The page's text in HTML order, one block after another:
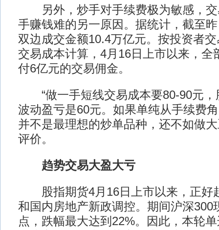
另外，炒手对手续费极为敏感，交
手赚钱难的另一原因。据统计，截至
双边成交金额10.4万亿元。按投资者
交易成本计算，4月16日上市以来，全
付6亿元的交易佣金。
“做一手短线交易成本要80-90元，
波动盈亏是60元。如果单纯从手续费
并不是最理想的炒单品种，还不如做
评价。
趋势交易大盈大亏
股指期货4月16日上市以来，正好
和国内房地产新政调控。期间沪深300
点，跌幅最大达到22%。因此，本轮